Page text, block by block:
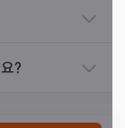
지 직장을
?